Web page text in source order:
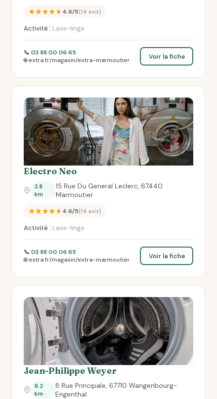
★★★★★4.6/5(14 avis)
Activité : Lave-linge
📞 03 88 00 06 65
🌐 extra.fr/magasin/extra-marmoutier
Voir la fiche
Electro Neo
2.8
km
15 Rue Du General Leclerc, 67440
Marmoutier
★★★★★4.6/5(14 avis)
Activité : Lave-linge
📞 03 88 00 06 65
🌐 extra.fr/magasin/extra-marmoutier
Voir la fiche
Jean-Philippe Weyer
6.2
km
8 Rue Principale, 67710 Wangenbourg-
Engenthal